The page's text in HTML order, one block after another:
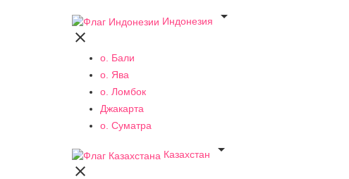
Индонезия


о. Бали
о. Ява
о. Ломбок
Джакарта
о. Суматра
Казахстан

